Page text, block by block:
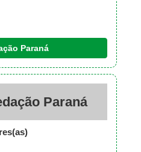
Paraná
Paraná